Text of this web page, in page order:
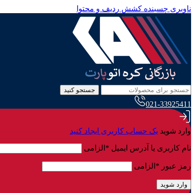
ناوبری چسبنده کشش ردیف و محتوا
جستجو کنید
021-33925411
وارد شوید یک حساب کاربری ایجاد کنید
نام کاربری یا آدرس ایمیل * الزامی
رمز عبور * الزامی
وارد شوید